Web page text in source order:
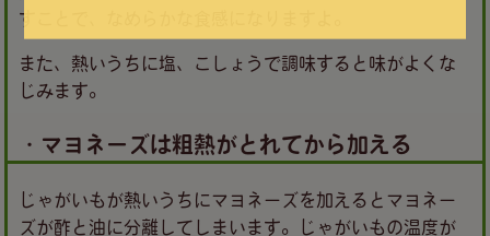
すことで、なめらかな食感になりますよ。
また、熱いうちに塩、こしょうで調味すると味がよくな
じみます。
・マヨネーズは粗熱がとれてから加える
じゃがいもが熱いうちにマヨネーズを加えるとマヨネー
ズが酢と油に分離してしまいます。じゃがいもの温度が